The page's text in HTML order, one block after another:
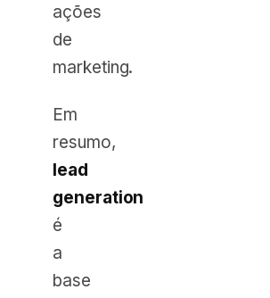
ações
de
marketing.
Em
resumo,
lead
generation
é
a
base